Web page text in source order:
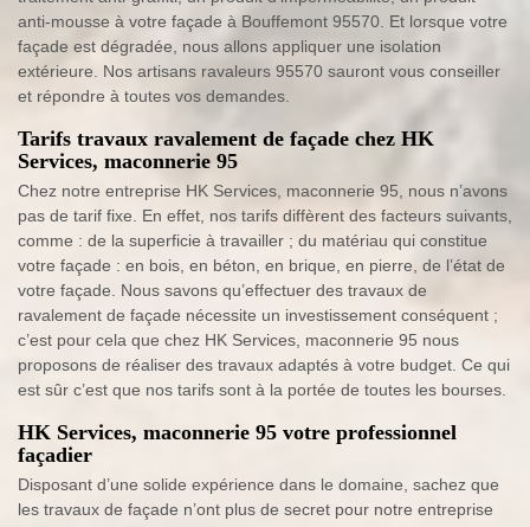
anti-mousse à votre façade à Bouffemont 95570. Et lorsque votre
façade est dégradée, nous allons appliquer une isolation
extérieure. Nos artisans ravaleurs 95570 sauront vous conseiller
et répondre à toutes vos demandes.
Tarifs travaux ravalement de façade chez HK
Services, maconnerie 95
Chez notre entreprise HK Services, maconnerie 95, nous n’avons
pas de tarif fixe. En effet, nos tarifs diffèrent des facteurs suivants,
comme : de la superficie à travailler ; du matériau qui constitue
votre façade : en bois, en béton, en brique, en pierre, de l’état de
votre façade. Nous savons qu’effectuer des travaux de
ravalement de façade nécessite un investissement conséquent ;
c’est pour cela que chez HK Services, maconnerie 95 nous
proposons de réaliser des travaux adaptés à votre budget. Ce qui
est sûr c’est que nos tarifs sont à la portée de toutes les bourses.
HK Services, maconnerie 95 votre professionnel
façadier
Disposant d’une solide expérience dans le domaine, sachez que
les travaux de façade n’ont plus de secret pour notre entreprise